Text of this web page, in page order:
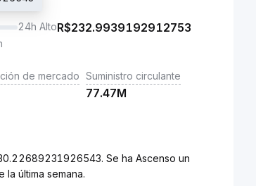
24h AltoR$232.9939192912753
de mercado Suministro circulante
77.47M
Se ha Ascenso un
última semana.